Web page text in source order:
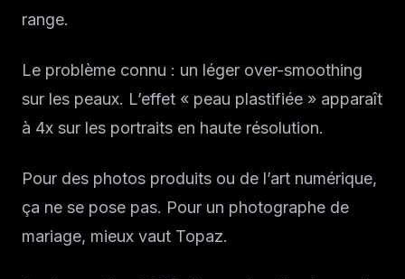
À propos
Blog IA
range.
Le problème connu : un léger over-smoothing
sur les peaux. L’effet « peau plastifiée » apparaît
à 4x sur les portraits en haute résolution.
Pour des photos produits ou de l’art numérique,
ça ne se pose pas. Pour un photographe de
mariage, mieux vaut Topaz.